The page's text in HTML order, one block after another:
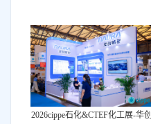
2026cippe石化&CTEF化工展-华创